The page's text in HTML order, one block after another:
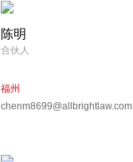
陈明
合伙人
福州
chenm8699@allbrightlaw.com